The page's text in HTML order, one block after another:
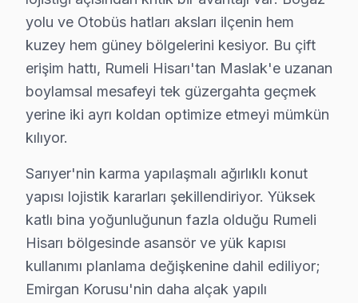
Emirgan'da Peaq TV Servisi
Emirgan, tarihi dokusu ve doğal güzellikleri ile öne
Fatih Sultan Mehmet'te Peaq TV Servisi
Fatih Sultan Mehmet Mahallesi, yoğun bir yaşam
Ferahevler'de Peaq TV Servisi
Garipçe'de Peaq TV Servisi
Garipçe, Sarıyer’in tarihi dokusunu yansıtan bir
Gümüşdere'de Peaq TV Servisi
Sarıyer’in huzurlu mahallelerinden biri olan
yolu ve Otobüs hatları aksları ilçenin hem
kuzey hem güney bölgelerini kesiyor. Bu çift
erişim hattı, Rumeli Hisarı'tan Maslak'e uzanan
boylamsal mesafeyi tek güzergahta geçmek
yerine iki ayrı koldan optimize etmeyi mümkün
kılıyor.
Sarıyer'nin karma yapılaşmalı ağırlıklı konut
yapısı lojistik kararları şekillendiriyor. Yüksek
katlı bina yoğunluğunun fazla olduğu Rumeli
Hisarı bölgesinde asansör ve yük kapısı
kullanımı planlama değişkenine dahil ediliyor;
Emirgan Korusu'nin daha alçak yapılı